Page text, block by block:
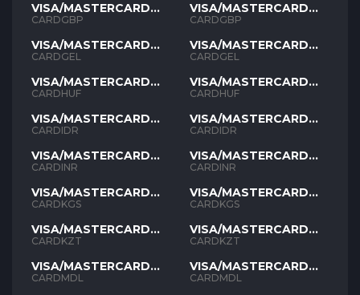
VISA/MASTERCARD
GBP
CARDGBP
VISA/MASTERCARD
GEL
CARDGEL
VISA/MASTERCARD
HUF
CARDHUF
VISA/MASTERCARD
IDR
CARDIDR
VISA/MASTERCARD
INR
CARDINR
VISA/MASTERCARD
KGS
CARDKGS
VISA/MASTERCARD
KZT
CARDKZT
VISA/MASTERCARD
MDL
CARDMDL
VISA/MASTERCARD
GBP
CARDGBP
VISA/MASTERCARD
GEL
CARDGEL
VISA/MASTERCARD
HUF
CARDHUF
VISA/MASTERCARD
IDR
CARDIDR
VISA/MASTERCARD
INR
CARDINR
VISA/MASTERCARD
KGS
CARDKGS
VISA/MASTERCARD
KZT
CARDKZT
VISA/MASTERCARD
MDL
CARDMDL